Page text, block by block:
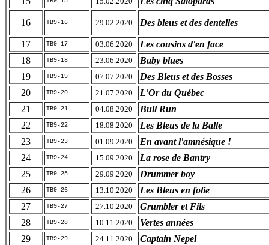
16 TB9-16 29.02.2020 Des bleus et des dentelles
17 TB9-17 03.06.2020
Les cousins d'en face
18
TB9-18 23.06.2020
Baby blues
19
TB9-19 07.07.2020
Des Bleus et des Bosses
20
TB9-20 21.07.2020
L'Or du Québec
21
TB9-21 04.08.2020
Bull Run
22
TB9-22 18.08.2020
Les Bleus de la Balle
23
TB9-23 01.09.2020
En avant l'amnésique !
24
TB9-24 15.09.2020
La rose de Bantry
25
TB9-25 29.09.2020
Drummer boy
26
TB9-26 13.10.2020
Les Bleus en folie
27
TB9-27 27.10.2020
Grumbler et Fils
28
TB9-28 10.11.2020
Vertes années
29
TB9-29 24.11.2020
Captain Nepel